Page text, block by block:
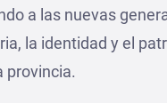
a las nuevas
la identidad y el
provincia.